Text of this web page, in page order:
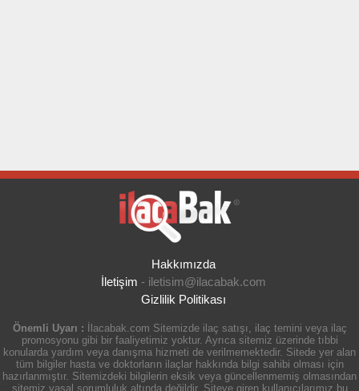
Hakkımızda
İletişim - iletisim@ilacabak.com
Gizlilik Politikası
Önemli Uyarı : İlacabak.com Sitemizde ilaç satışı, ilaç temini veya ilaç
promosyonu gibi bir faaliyetimiz yoktur. Ayrıca sitemiz üzerinde tıbbi
konularda yardım veya danışma hizmeti de verilmemektedir. Sitede yer alan
tüm bilgiler hasta ve doktorların ilaçlar hakkında bilgi sahibi olması için
hazırlanmıştır. Sitemizdeki bilgilerin eksik veya güncellenmemiş olmasından
sitemiz yasal sorumluluk altında değildir. Siteye giren kullanıcılarımız bu